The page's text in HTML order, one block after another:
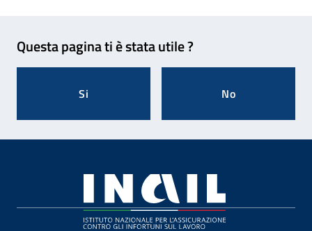
Questa pagina ti è stata utile ?
Si No